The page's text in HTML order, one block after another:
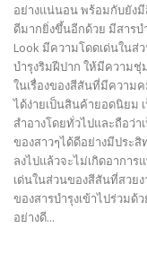
อย่างแน่นอน พร้อมกับยัง
ดีมากยิ่งขึ้นอีกด้วย มีสารบ
Look มีความโดดเด่นในส่
บำรุงริมฝีปาก ให้มีความ
ในเรื่องของสีสันที่มีความ
ได้ง่ายเป็นสินค้ายอดนิยม
สำอางโดยทั่วไปและถือว่
ของสาวๆได้ดีอย่างมีประ
ลงไปแล้วจะไม่เกิดอากา
เด่นในส่วนของสีสันที่สวย
ของสารบำรุงเข้าไปร่วม
อย่างดี...